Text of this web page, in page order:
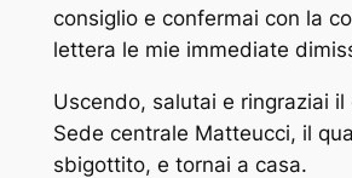
consiglio e confermai con la
lettera le mie immediate
Uscendo, salutai e ringraziai
Sede centrale Matteucci, il
sbigottito, e tornai a casa.